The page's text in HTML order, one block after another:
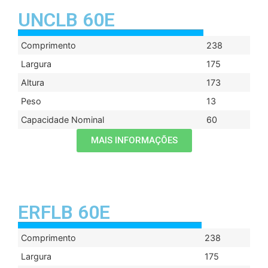
UNCLB 60E
Comprimento
238
Largura
175
Altura
173
Peso
13
Capacidade Nominal
60
MAIS INFORMAÇÕES
ERFLB 60E
Comprimento
238
Largura
175